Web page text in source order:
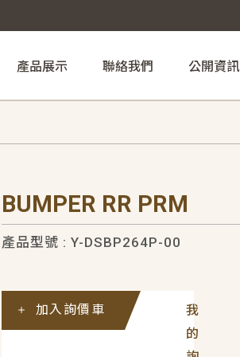
產品展示 聯絡我們 公開資訊
BUMPER RR PRM
產品型號 : Y-DSBP264P-00
我
的
加入詢價車